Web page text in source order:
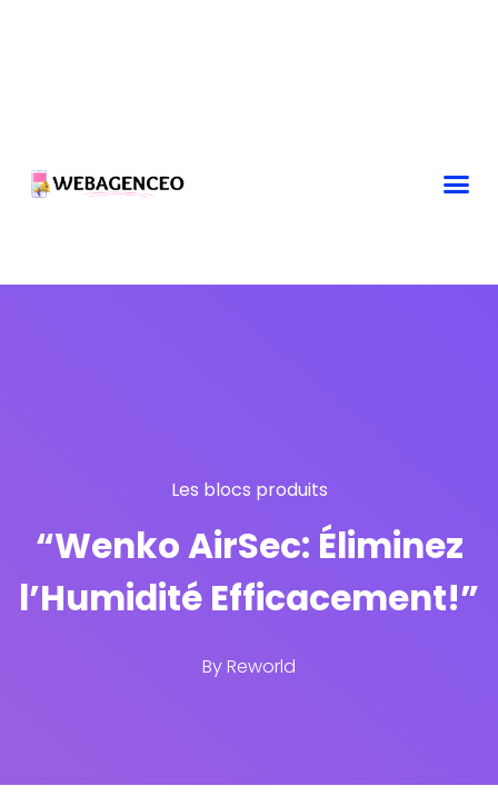
Les blocs produits
“Wenko AirSec: Éliminez
l’Humidité Efficacement!”
ByReworld